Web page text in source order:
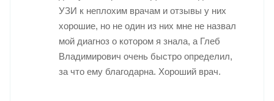
УЗИ к неплохим врачам и отзывы у них
хорошие, но не один из них мне не назвал
мой диагноз о котором я знала, а Глеб
Владимирович очень быстро определил,
за что ему благодарна. Хороший врач.